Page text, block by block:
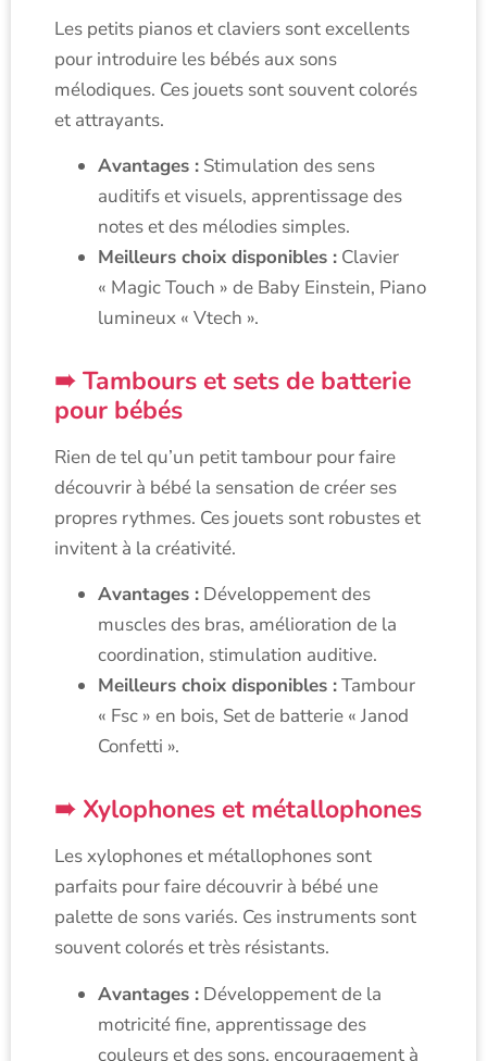
Les petits pianos et claviers sont excellents
pour introduire les bébés aux sons
mélodiques. Ces jouets sont souvent colorés
et attrayants.
Avantages : Stimulation des sens
auditifs et visuels, apprentissage des
notes et des mélodies simples.
Meilleurs choix disponibles : Clavier
« Magic Touch » de Baby Einstein, Piano
lumineux « Vtech ».
Tambours et sets de batterie
pour bébés
Rien de tel qu’un petit tambour pour faire
découvrir à bébé la sensation de créer ses
propres rythmes. Ces jouets sont robustes et
invitent à la créativité.
Avantages : Développement des
muscles des bras, amélioration de la
coordination, stimulation auditive.
Meilleurs choix disponibles :Tambour
« Fsc » en bois, Set de batterie « Janod
Confetti ».
Xylophones et métallophones
Les xylophones et métallophones sont
parfaits pour faire découvrir à bébé une
palette de sons variés. Ces instruments sont
souvent colorés et très résistants.
Avantages : Développement de la
motricité fine, apprentissage des
couleurs et des sons, encouragement à